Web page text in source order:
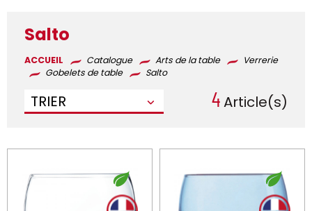
Salto
ACCUEIL Catalogue Arts de la table
Verrerie
Gobelets de table
Salto
TRIER 4Article(s)